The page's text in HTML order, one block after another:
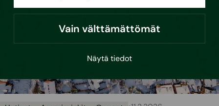
Vain välttämättömät
Näytä tiedot